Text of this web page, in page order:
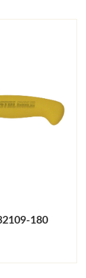
180